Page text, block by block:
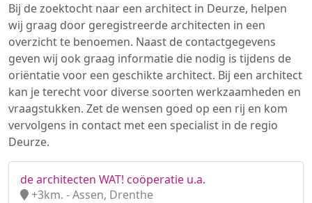
Bij de zoektocht naar een architect in Deurze, helpen
wij graag door geregistreerde architecten in een
overzicht te benoemen. Naast de contactgegevens
geven wij ook graag informatie die nodig is tijdens de
oriëntatie voor een geschikte architect. Bij een architect
kan je terecht voor diverse soorten werkzaamheden en
vraagstukken. Zet de wensen goed op een rij en kom
vervolgens in contact met een specialist in de regio
Deurze.
de architecten WAT! coöperatie u.a.
+3km. - Assen, Drenthe